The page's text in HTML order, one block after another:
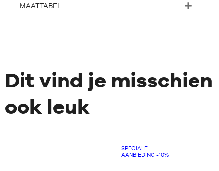
MAATTABEL
Dit vind je misschien
ook leuk
SPECIALE
AANBIEDING -10%